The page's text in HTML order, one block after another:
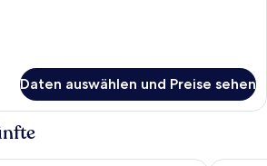
Daten auswählen und Preise sehen